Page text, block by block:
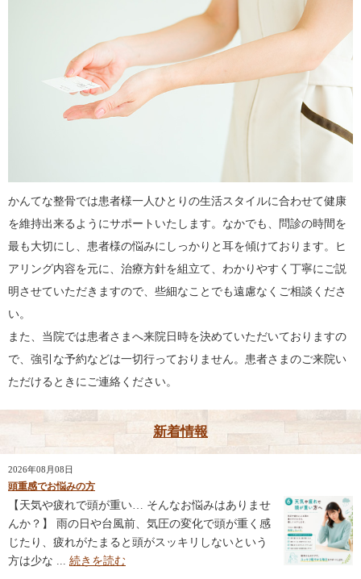
かんてな整骨では患者様一人ひとりの生活スタイルに合わせて健康
を維持出来るようにサポートいたします。なかでも、問診の時間を
最も大切にし、患者様の悩みにしっかりと耳を傾けております。ヒ
アリング内容を元に、治療方針を組立て、わかりやすく丁寧にご説
明させていただきますので、些細なことでも遠慮なくご相談くださ
い。
また、当院では患者さまへ来院日時を決めていただいておりますの
で、強引な予約などは一切行っておりません。患者さまのご来院い
ただけるときにご連絡ください。
新着情報
2026年08月08日
頭重感でお悩みの方
【天気や疲れで頭が重い… そんなお悩みはありませ
んか？】 雨の日や台風前、気圧の変化で頭が重く感
じたり、疲れがたまると頭がスッキリしないという
方は少な ... 続きを読む